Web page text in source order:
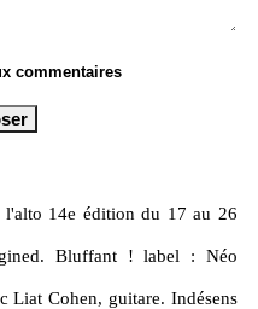
commentaires
l'alto 14e édition du 17 au 26
Bluffant ! label : Néo
Liat Cohen, guitare. Indésens